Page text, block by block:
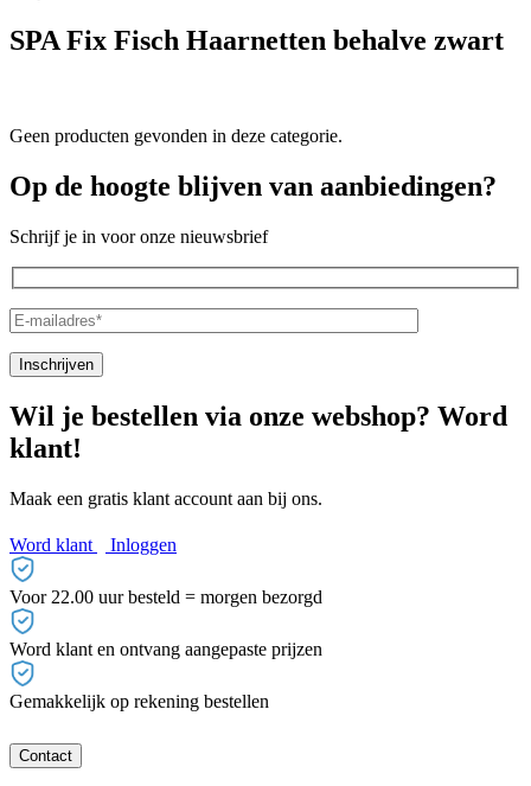
SPA Fix Fisch Haarnetten behalve zwart
Geen producten gevonden in deze categorie.
Op de hoogte blijven van aanbiedingen?
Schrijf je in voor onze nieuwsbrief
Wil je bestellen via onze webshop? Word
klant!
Maak een gratis klant account aan bij ons.
Word klant Inloggen
Voor 22.00 uur besteld = morgen bezorgd
Word klant en ontvang aangepaste prijzen
Gemakkelijk op rekening bestellen
Contact